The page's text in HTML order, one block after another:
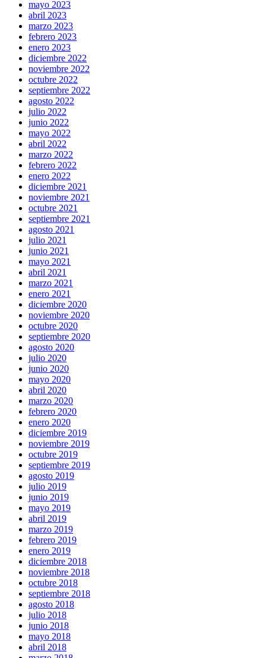
mayo 2023
abril 2023
marzo 2023
febrero 2023
enero 2023
diciembre 2022
noviembre 2022
octubre 2022
septiembre 2022
agosto 2022
julio 2022
junio 2022
mayo 2022
abril 2022
marzo 2022
febrero 2022
enero 2022
diciembre 2021
noviembre 2021
octubre 2021
septiembre 2021
agosto 2021
julio 2021
junio 2021
mayo 2021
abril 2021
marzo 2021
enero 2021
diciembre 2020
noviembre 2020
octubre 2020
septiembre 2020
agosto 2020
julio 2020
junio 2020
mayo 2020
abril 2020
marzo 2020
febrero 2020
enero 2020
diciembre 2019
noviembre 2019
octubre 2019
septiembre 2019
agosto 2019
julio 2019
junio 2019
mayo 2019
abril 2019
marzo 2019
febrero 2019
enero 2019
diciembre 2018
noviembre 2018
octubre 2018
septiembre 2018
agosto 2018
julio 2018
junio 2018
mayo 2018
abril 2018